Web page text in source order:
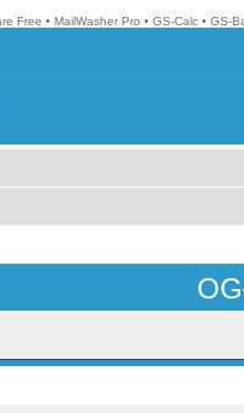
Free • MailWasher Pro • GS-Calc • GS-